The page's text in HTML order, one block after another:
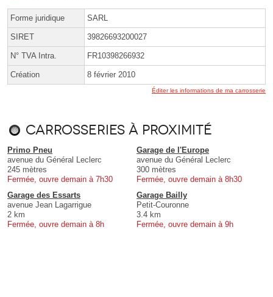
Forme juridique SARL
SIRET 39826693200027
N° TVA Intra. FR10398266932
Création 8 février 2010
Éditer les informations de ma carrosserie
Carrosseries à proximité
Primo Pneu
avenue du Général Leclerc
245 mètres
Fermée, ouvre demain à 7h30
Garage de l'Europe
avenue du Général Leclerc
300 mètres
Fermée, ouvre demain à 8h30
Garage des Essarts
avenue Jean Lagarrigue
2 km
Fermée, ouvre demain à 8h
Garage Bailly
Petit-Couronne
3.4 km
Fermée, ouvre demain à 9h